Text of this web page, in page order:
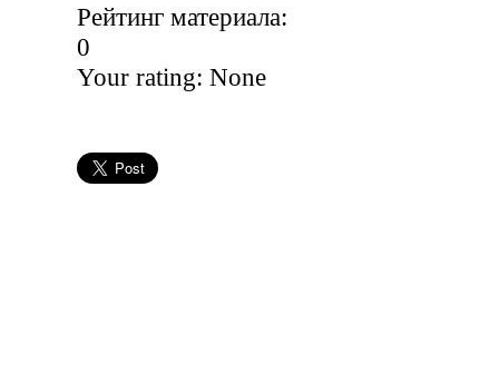
Рейтинг материала:
0
Your rating: None